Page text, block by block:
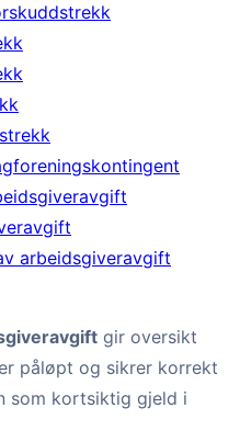
arbeidsgiveravgift
gir oversikt
påløpt og sikrer korrekt
som kortsiktig gjeld i